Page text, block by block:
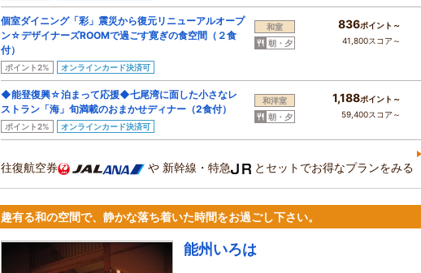
個室ダイニング「彩」震災から復元リニューアルオープ
ン☆デザイナーズROOMで過ごす寛ぎの食空間（２食
付）
ポイント2% オンラインカード決済可
和室
朝・夕
836ポイント～
41,800スコア～
◆能登復興☆泊まって応援◆七尾湾に面した小さなレ
ストラン「海」旬満載のおまかせディナー（2食付）
ポイント2% オンラインカード決済可
和洋室
朝・夕
1,188ポイント～
59,400スコア～
往復航空券 や 新幹線・特急 とセットでお得なプランをみる
趣有る和の空間で、静かな落ち着いた時間をお過ごし下さい。
能州いろは